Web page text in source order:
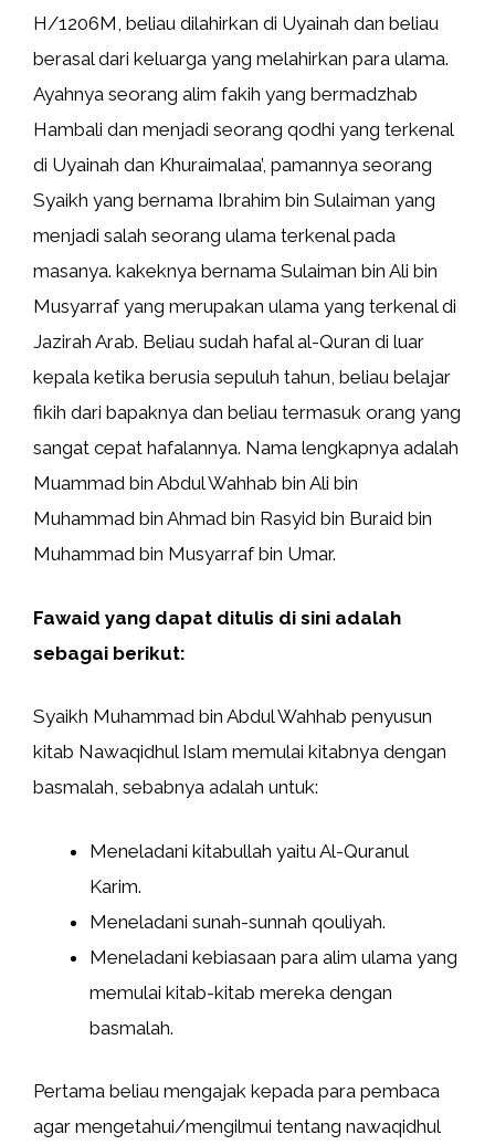
H/1206M, beliau dilahirkan di Uyainah dan beliau
berasal dari keluarga yang melahirkan para ulama.
Ayahnya seorang alim fakih yang bermadzhab
Hambali dan menjadi seorang qodhi yang terkenal
di Uyainah dan Khuraimalaa’, pamannya seorang
Syaikh yang bernama Ibrahim bin Sulaiman yang
menjadi salah seorang ulama terkenal pada
masanya. kakeknya bernama Sulaiman bin Ali bin
Musyarraf yang merupakan ulama yang terkenal di
Jazirah Arab. Beliau sudah hafal al-Quran di luar
kepala ketika berusia sepuluh tahun, beliau belajar
fikih dari bapaknya dan beliau termasuk orang yang
sangat cepat hafalannya. Nama lengkapnya adalah
Muammad bin Abdul Wahhab bin Ali bin
Muhammad bin Ahmad bin Rasyid bin Buraid bin
Muhammad bin Musyarraf bin Umar.
Fawaid yang dapat ditulis di sini adalah
sebagai berikut:
Syaikh Muhammad bin Abdul Wahhab penyusun
kitab Nawaqidhul Islam memulai kitabnya dengan
basmalah, sebabnya adalah untuk:
Meneladani kitabullah yaitu Al-Quranul
Karim.
Meneladani sunah-sunnah qouliyah.
Meneladani kebiasaan para alim ulama yang
memulai kitab-kitab mereka dengan
basmalah.
Pertama beliau mengajak kepada para pembaca
agar mengetahui/mengilmui tentang nawaqidhul